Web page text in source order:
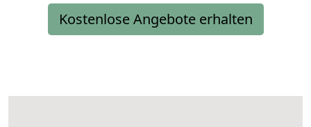
Kostenlose Angebote erhalten